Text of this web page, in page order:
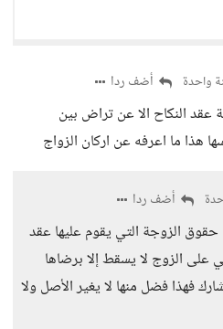
واحدة أضف ردا
النكاح الا عن تراض بين
هذا ما اعرفه عن اركان الزواج
أضف ردا
الزوجة التي يقوم عليها عقد
على الزوج لا يسقط إلا برضاها
فهذا فضل منها لا يغير الأصل ولا